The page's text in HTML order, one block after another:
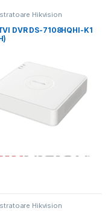
Hikvision
DVR DS-7108HQHI-K1
Hikvision